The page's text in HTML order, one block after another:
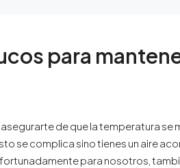
para
de que la temperatura se
se complica sino tienes un aire
para nosotros,